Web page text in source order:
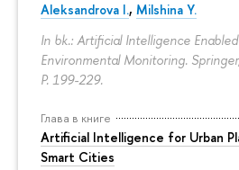
Aleksandrova I., Milshina Y.
In bk.: Artificial Intelligence
Environmental Monitoring.
P. 199-229.
Глава в книге
Artificial Intelligence for Urban
Smart Cities